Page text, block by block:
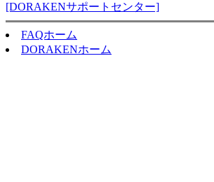
[DORAKENサポートセンター]
FAQホーム
DORAKENホーム